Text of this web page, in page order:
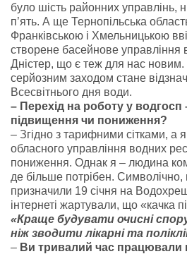
було шість районних управлінь,
п’ять. А ще Тернопільська
Франківською і Хмельницькою
створене басейнове управління
Дністер, що є теж для нас
серйозним заходом стане
Всесвітнього дня води.
– Перехід на роботу у водгосп
підвищення чи пониження?
– Згідно з тарифними сітками, а
обласного управління водних
пониження. Однак я – людина
де більше потрібен.
призначили 19 січня на
інтернеті жартували, що «качка
«Краще будувати очисні
ніж зводити лікарні та
– Ви тривалий час працювали